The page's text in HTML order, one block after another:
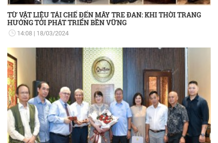
TỪ VẬT LIỆU TÁI CHẾ ĐẾN MÂY TRE ĐAN: KHI THỜI TRANG
HƯỚNG TỚI PHÁT TRIỂN BỀN VỮNG
14:08 18/03/2024